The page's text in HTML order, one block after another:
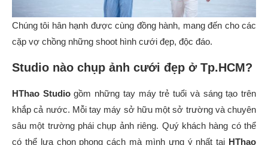
Chúng tôi hân hạnh được cùng đồng hành, mang đến cho các
cặp vợ chồng những shoot hình cưới đẹp, độc đáo.
Studio nào chụp ảnh cưới đẹp ở Tp.HCM?
HThao Studiogồm những tay máy trẻ tuổi và sáng tạo trên
khắp cả nước. Mỗi tay máy sở hữu một sở trường và chuyên
sâu một trường phái chụp ảnh riêng. Quý khách hàng có thể
có thể lựa chọn phong cách mà mình ưng ý nhất tại HThao